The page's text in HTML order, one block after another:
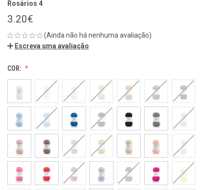
Rosários 4
3.20€
(Ainda não há nenhuma avaliação)
Escreva uma avaliação
COR: